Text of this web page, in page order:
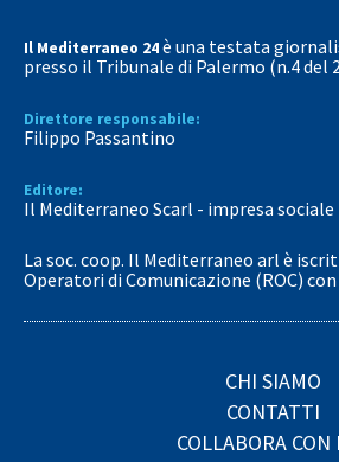
Il Mediterraneo 24è una testata
presso il Tribunale di Palermo (n.4 del
Direttore responsabile:
Filippo Passantino
Editore:
Il Mediterraneo Scarl - impresa sociale
La soc. coop. Il Mediterraneo arl è
Operatori di Comunicazione (ROC)
CHI SIAMO
CONTATTI
COLLABORA CON